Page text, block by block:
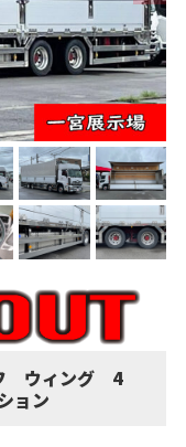
ウィング 4
ョン